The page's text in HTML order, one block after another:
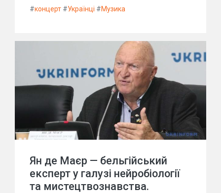
#концерт #Українці #Музика
Ян де Маєр — бельгійський
експерт у галузі нейробіології
та мистецтвознавства.